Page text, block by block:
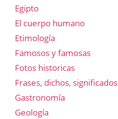
Egipto
El cuerpo humano
Etimología
Famosos y famosas
Fotos historicas
Frases, dichos, significados
Gastronomía
Geología